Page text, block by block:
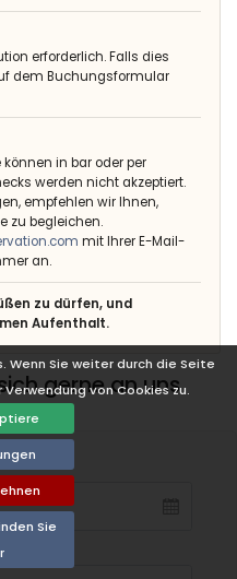
Wenn Sie weiter durch die Seite
von Cookies zu.
Sie
erforderlich. Falls dies
dem Buchungsformular
in bar oder per
werden nicht akzeptiert.
empfehlen wir Ihnen,
zu begleichen.
mit Ihrer E-Mail-
an.
zu dürfen, und
Aufenthalt.
gerne an uns